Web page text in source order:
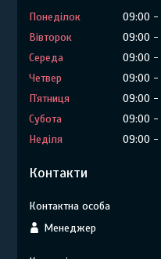
Понеділок 09:00
Вівторок
09:00
Середа
09:00
Четвер
09:00
Пʼятниця
09:00
Субота
09:00
Неділя
09:00
Контакти
Менеджер